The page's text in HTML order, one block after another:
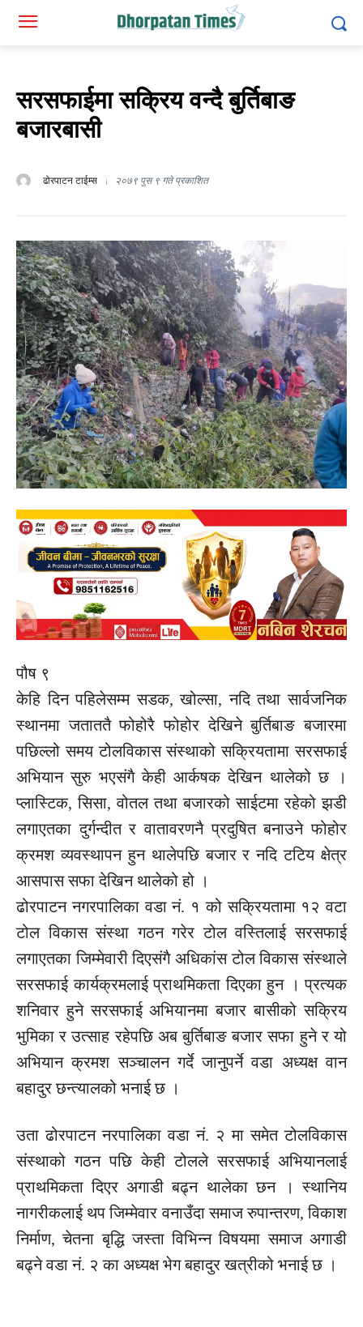
सरसफाईमा सक्रिय वन्दै बुर्तिबाङ
बजारबासी
ढोरपाटन टाईम्स २०७९ पुस ९ गते प्रकाशित
पौष ९
केहि दिन पहिलेसम्म सडक, खोल्सा, नदि तथा सार्वजनिक
स्थानमा जताततै फोहोरै फोहोर देखिने बुर्तिबाङ बजारमा
पछिल्लो समय टोलविकास संस्थाको सक्रियतामा सरसफाई
अभियान सुरु भएसंगै केही आर्कषक देखिन थालेको छ ।
प्लास्टिक, सिसा, वोतल तथा बजारको साईटमा रहेको झडी
लगाएतका दुर्गन्दीत र वातावरणनै प्रदुषित बनाउने फोहोर
क्रमश व्यवस्थापन हुन थालेपछि बजार र नदि टटिय क्षेत्र
आसपास सफा देखिन थालेको हो ।
ढोरपाटन नगरपालिका वडा नं. १ को सक्रियतामा १२ वटा
टोल विकास संस्था गठन गरेर टोल वस्तिलाई सरसफाई
लगाएतका जिम्मेवारी दिएसंगै अधिकांस टोल विकास संस्थाले
सरसफाई कार्यक्रमलाई प्राथमिकता दिएका हुन । प्रत्यक
शनिवार हुने सरसफाई अभियानमा बजार बासीको सक्रिय
भुमिका र उत्साह रहेपछि अब बुर्तिबाङ बजार सफा हुने र यो
अभियान क्रमश सञ्चालन गर्दे जानुपर्ने वडा अध्यक्ष वान
बहादुर छन्त्यालको भनाई छ ।
उता ढोरपाटन नरपालिका वडा नं. २ मा समेत टोलविकास
संस्थाको गठन पछि केही टोलले सरसफाई अभियानलाई
प्राथमिकता दिएर अगाडी बढ्न थालेका छन । स्थानिय
नागरीकलाई थप जिम्मेवार वनाउँदा समाज रुपान्तरण, विकाश
निर्माण, चेतना बृद्धि जस्ता विभिन्न विषयमा समाज अगाडी
बढ्ने वडा नं. २ का अध्यक्ष भेग बहादुर खत्रीको भनाई छ ।